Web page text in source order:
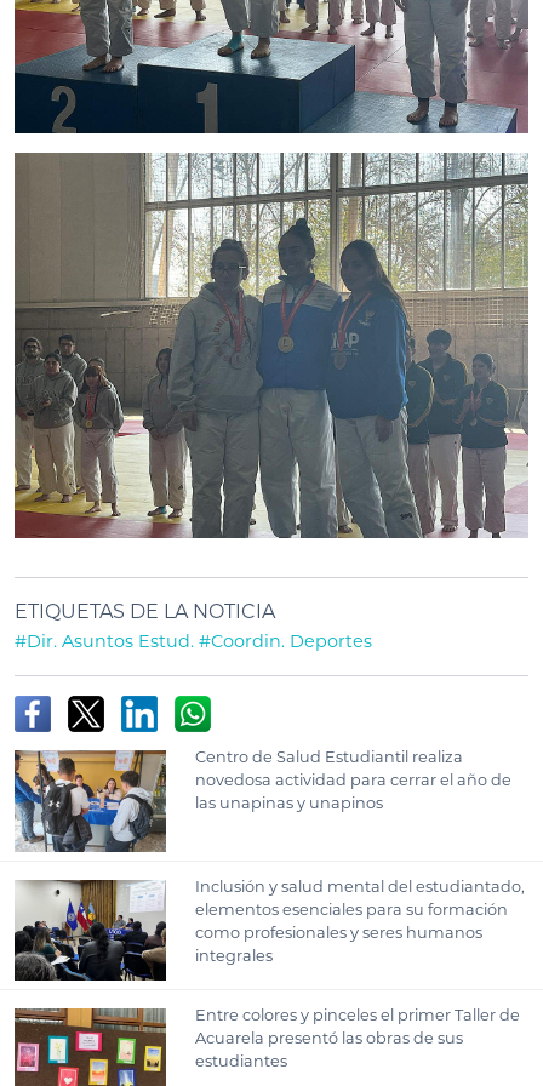
ETIQUETAS DE LA NOTICIA
#Dir. Asuntos Estud. #Coordin. Deportes
Centro de Salud Estudiantil realiza
novedosa actividad para cerrar el año de
las unapinas y unapinos
Inclusión y salud mental del estudiantado,
elementos esenciales para su formación
como profesionales y seres humanos
integrales
Entre colores y pinceles el primer Taller de
Acuarela presentó las obras de sus
estudiantes